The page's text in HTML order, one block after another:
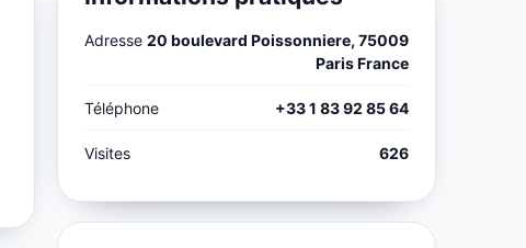
Adresse 20 boulevard Poissonniere, 75009
Paris France
Téléphone +33 1 83 92 85 64
Visites 626